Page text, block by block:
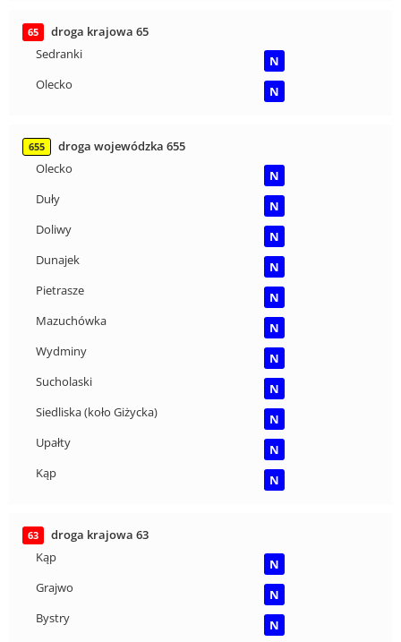
65
droga krajowa 65
Sedranki
N
Olecko
N
655
droga wojewódzka 655
Olecko
N
Duły
N
Doliwy
N
Dunajek
N
Pietrasze
N
Mazuchówka
N
Wydminy
N
Sucholaski
N
Siedliska (koło Giżycka)
N
Upałty
N
Kąp
N
63
droga krajowa 63
Kąp
N
Grajwo
N
Bystry
N